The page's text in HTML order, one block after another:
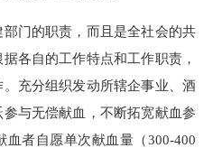
门的职责，而且是全社会的共
各自的工作特点和工作职责，
充分组织发动所辖企事业、酒
与无偿献血，不断拓宽献血参
者自愿单次献血量（300-400